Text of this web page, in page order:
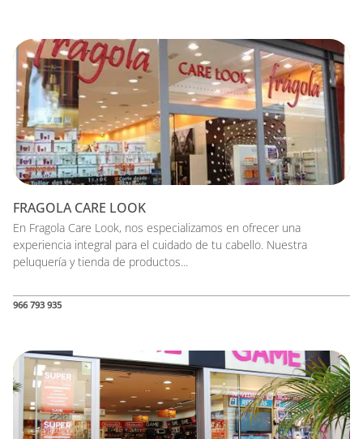
FRAGOLA CARE LOOK
En Fragola Care Look, nos especializamos en ofrecer una
experiencia integral para el cuidado de tu cabello. Nuestra
peluquería y tienda de productos...
966 793 935